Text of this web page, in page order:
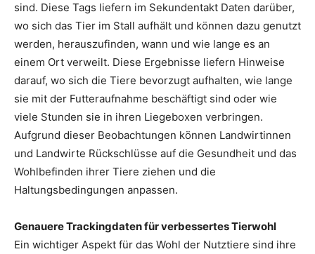
sind. Diese Tags liefern im Sekundentakt Daten darüber,
wo sich das Tier im Stall aufhält und können dazu genutzt
werden, herauszufinden, wann und wie lange es an
einem Ort verweilt. Diese Ergebnisse liefern Hinweise
darauf, wo sich die Tiere bevorzugt aufhalten, wie lange
sie mit der Futteraufnahme beschäftigt sind oder wie
viele Stunden sie in ihren Liegeboxen verbringen.
Aufgrund dieser Beobachtungen können Landwirtinnen
und Landwirte Rückschlüsse auf die Gesundheit und das
Wohlbefinden ihrer Tiere ziehen und die
Haltungsbedingungen anpassen.
Genauere Trackingdaten für verbessertes Tierwohl
Ein wichtiger Aspekt für das Wohl der Nutztiere sind ihre